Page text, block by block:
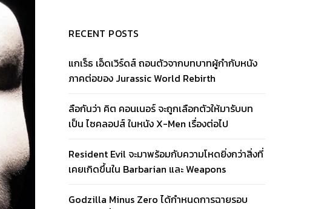
RECENT POSTS
แกเร็ธ เอ็ดเวิร์ดส์ ถอนตัวจากบทบาทผู้กำกับหนัง
ภาคต่อของ Jurassic World Rebirth
ลือกันว่า คิต คอนเนอร์ จะถูกเลือกตัวให้มารับบท
เป็น ไซคลอปส์ ในหนัง X-Men เรื่องต่อไป
Resident Evil จะมาพร้อมกับความโหดยิ่งกว่าสิ่งที่
เคยเกิดขึ้นใน Barbarian และ Weapons
Godzilla Minus Zero ได้กำหนดการฉายรอบ